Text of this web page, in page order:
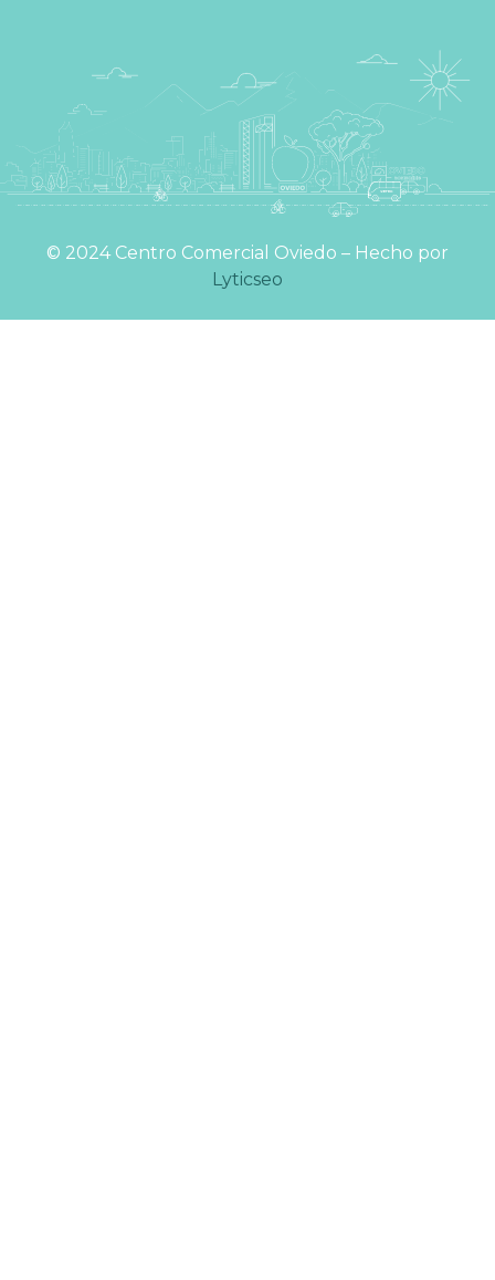
©️ 2024 Centro Comercial Oviedo – Hecho por
Lyticseo